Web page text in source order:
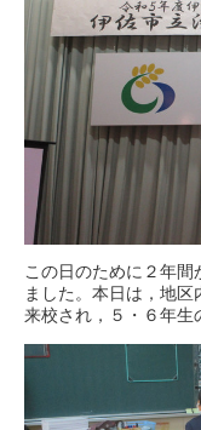
この日のために２年間
ました。本日は，地
来校され，５・６年生